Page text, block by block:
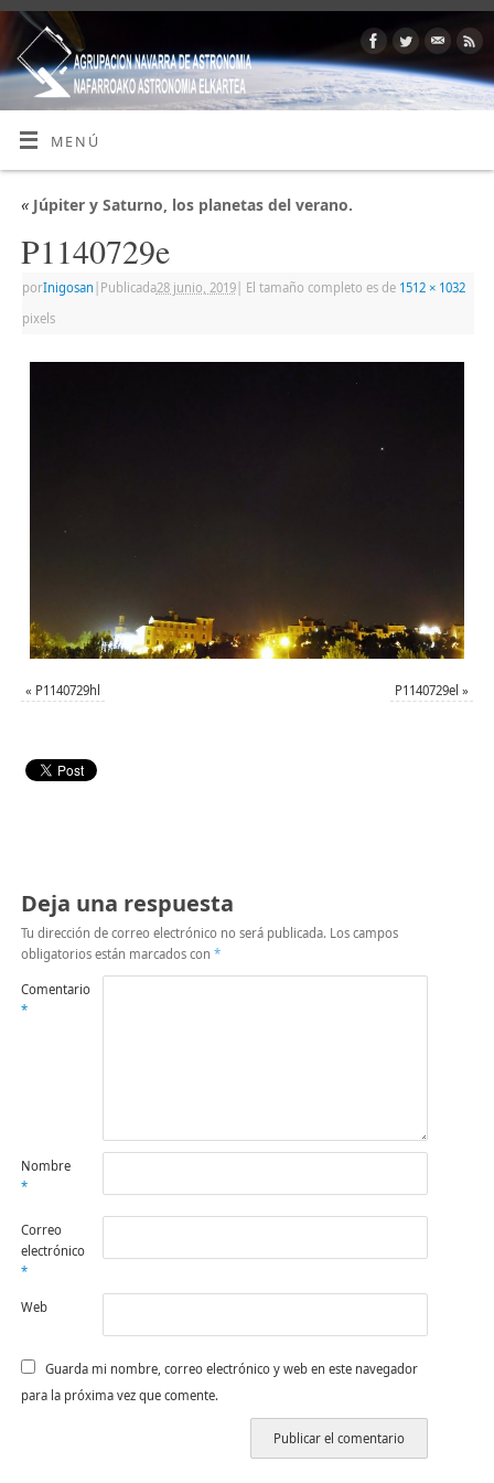
MENÚ
«Júpiter y Saturno, los planetas del verano.
P1140729e
porInigosan Publicada28 junio, 2019| El tamaño completo es de 1512 × 1032
pixels
« P1140729hl P1140729el »
Deja una respuesta
Tu dirección de correo electrónico no será publicada. Los campos
obligatorios están marcados con *
Comentario
*
Nombre
*
Correo
electrónico
*
Web
Guarda mi nombre, correo electrónico y web en este navegador
para la próxima vez que comente.